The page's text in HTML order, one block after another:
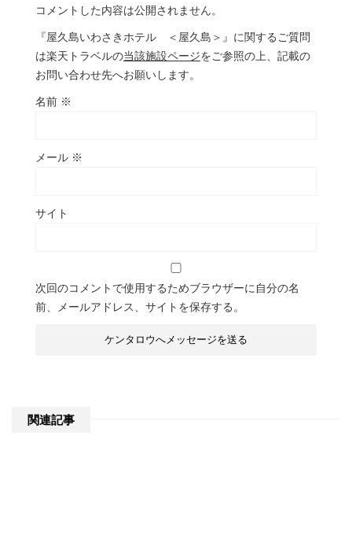
コメントした内容は公開されません。
『屋久島いわさきホテル ＜屋久島＞』に関するご質問
は楽天トラベルの当該施設ページをご参照の上、記載の
お問い合わせ先へお願いします。
名前 ※
メール ※
サイト
次回のコメントで使用するためブラウザーに自分の名
前、メールアドレス、サイトを保存する。
関連記事